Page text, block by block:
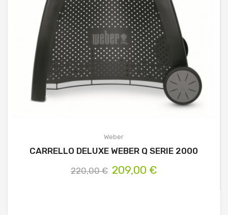
Weber
CARRELLO DELUXE WEBER Q SERIE 2000
220,00 € 209,00 €